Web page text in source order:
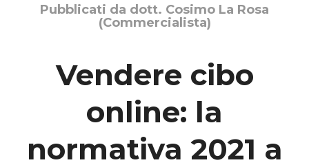
Pubblicati da dott. Cosimo La Rosa
(Commercialista)
Vendere cibo
online: la
normativa 2021 a